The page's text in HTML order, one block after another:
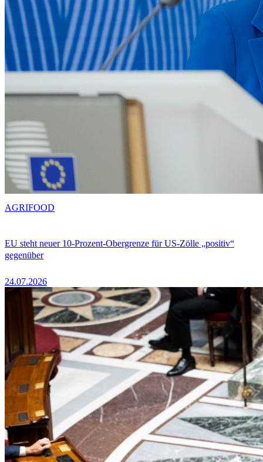
EU steht neuer 10-Prozent-Obergrenze für US-Zölle „positiv“
gegenüber
24.07.2026
AGRIFOOD